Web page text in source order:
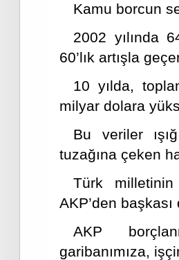
Kamu borcun
2002 yılında
60’lık artışla
10 yılda,
milyar dolara
Bu veriler
tuzağına çeken
Türk
AKP’den
AKP
garibanımıza,